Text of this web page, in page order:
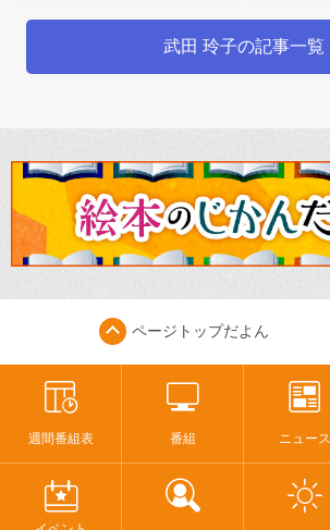
武田 玲子の記事一覧
ページトップだよん
週間番組表 番組 ニュース